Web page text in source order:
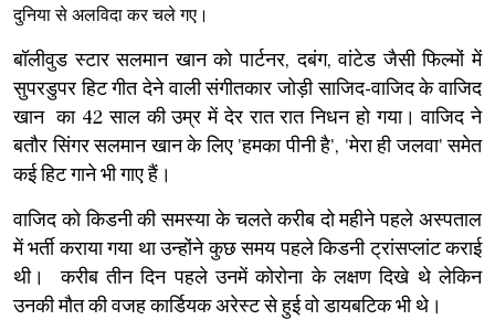
दुनिया से अलविदा कर चले गए।
बॉलीवुड स्टार सलमान खान को पार्टनर, दबंग, वांटेड जैसी फिल्मों में
सुपरडुपर हिट गीत देने वाली संगीतकार जोड़ी साजिद-वाजिद के वाजिद
खान का 42 साल की उम्र में देर रात रात निधन हो गया। वाजिद ने
बतौर सिंगर सलमान खान के लिए 'हमका पीनी है', 'मेरा ही जलवा' समेत
कई हिट गाने भी गाए हैं।
वाजिद को किडनी की समस्या के चलते करीब दो महीने पहले अस्पताल
में भर्ती कराया गया था उन्होंने कुछ समय पहले किडनी ट्रांसप्लांट कराई
थी। करीब तीन दिन पहले उनमें कोरोना के लक्षण दिखे थे लेकिन
उनकी मौत की वजह कार्डियक अरेस्ट से हुई वो डायबटिक भी थे।